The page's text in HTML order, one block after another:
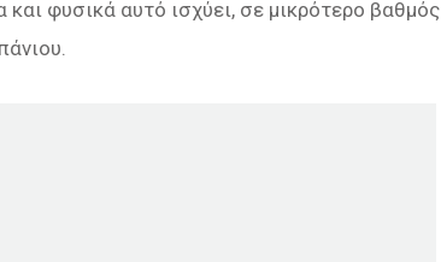
φυσικά αυτό ισχύει, σε μικρότερο βαθμός